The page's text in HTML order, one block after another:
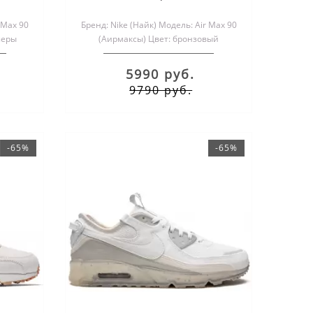
90
Бренд: Nike (Найк) Модель: Air Max 90
(Аирмаксы) Цвет: бронзовый
Размеры обуви: мужские и ж..
5990 руб.
9790 руб.
-65% -65%